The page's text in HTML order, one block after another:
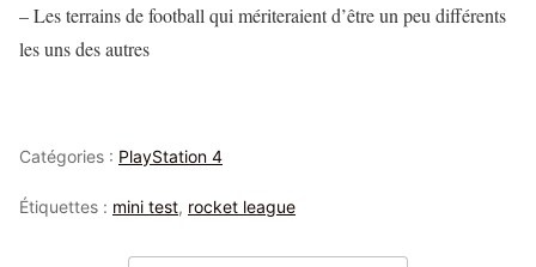
– Les terrains de football qui mériteraient d’être un peu différents
les uns des autres
Catégories : PlayStation 4
Étiquettes : mini test, rocket league